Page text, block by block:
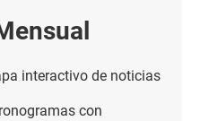
interactivo de noticias
con